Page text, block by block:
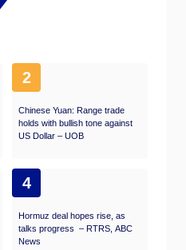
2
Chinese Yuan: Range trade
holds with bullish tone against
US Dollar – UOB
4
Hormuz deal hopes rise, as
talks progress – RTRS, ABC
News